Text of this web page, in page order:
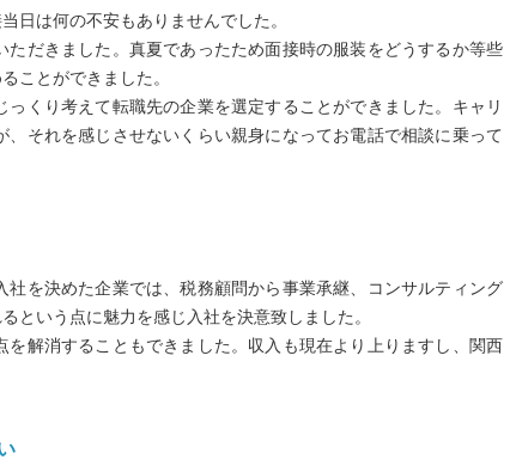
日は何の不安もありませんでした。
だきました。真夏であったため面接時の服装をどうするか等些
ことができました。
くり考えて転職先の企業を選定することができました。キャリ
それを感じさせないくらい親身になってお電話で相談に乗って
を決めた企業では、税務顧問から事業承継、コンサルティング
という点に魅力を感じ入社を決意致しました。
解消することもできました。収入も現在より上りますし、関西